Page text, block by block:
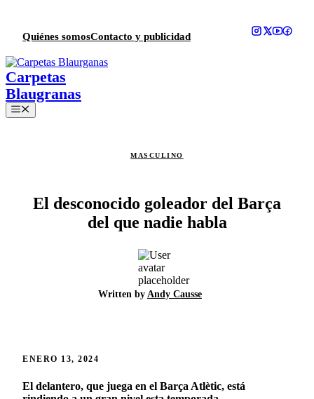
contenido
Quiénes somosContacto y publicidad
Menú
MASCULINO
El desconocido goleador del Barça
del que nadie habla
Written by Andy Causse
ENERO 13, 2024
El delantero, que juega en el Barça Atlètic, está